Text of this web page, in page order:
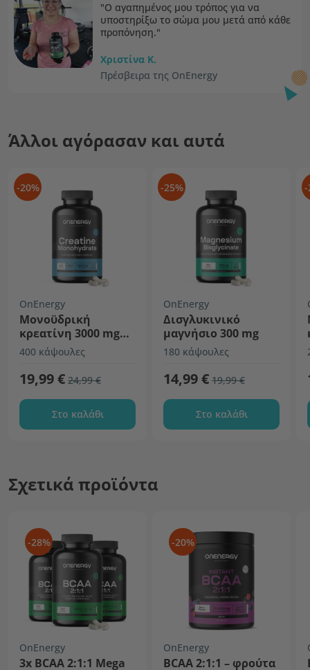
"Ο αγαπημένος μου τρόπος για να
υποστηρίξω το σώμα μου μετά από κάθε
προπόνηση."
Χριστίνα Κ.
Πρέσβειρα της OnEnergy
Άλλοι αγόρασαν και αυτά
-20%
OnEnergy
Μονοϋδρική
κρεατίνη 3000 mg
GIGA CAPS
400 κάψουλες
19,99 € 24,99 €
Στο καλάθι
-25%
OnEnergy
Δισγλυκινικό
μαγνήσιο 300 mg
180 κάψουλες
14,99 € 19,99 €
Στο καλάθι
-
Σχετικά προϊόντα
-28%
OnEnergy
3x BCAA 2:1:1 Mega
-20%
OnEnergy
BCAA 2:1:1 – φρούτα